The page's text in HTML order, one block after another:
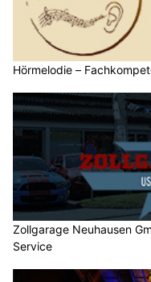
Hörmelodie –
Zollgarage Neuhausen
Service